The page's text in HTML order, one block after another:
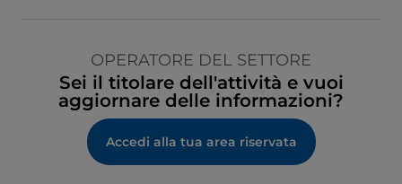
OPERATORE DEL SETTORE
Sei il titolare dell'attività e vuoi
aggiornare delle informazioni?
Accedi alla tua area riservata